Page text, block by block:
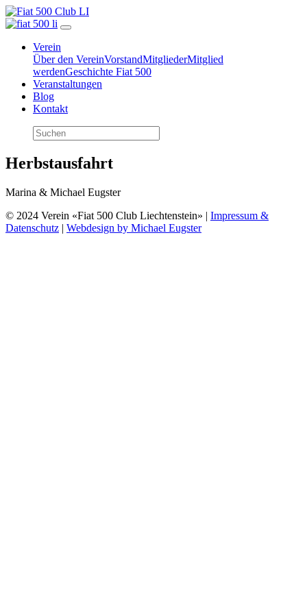
Verein
Über den VereinVorstandMitgliederMitglied
werdenGeschichte Fiat 500
Veranstaltungen
Blog
Kontakt
Herbstausfahrt
Marina & Michael Eugster
© 2024 Verein «Fiat 500 Club Liechtenstein» | Impressum &
Datenschutz | Webdesign by Michael Eugster